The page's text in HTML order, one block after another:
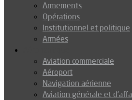
Armements
Opérations
Institutionnel et politique
Armées
Aviation commerciale
Aéroport
Navigation aérienne
Aviation générale et